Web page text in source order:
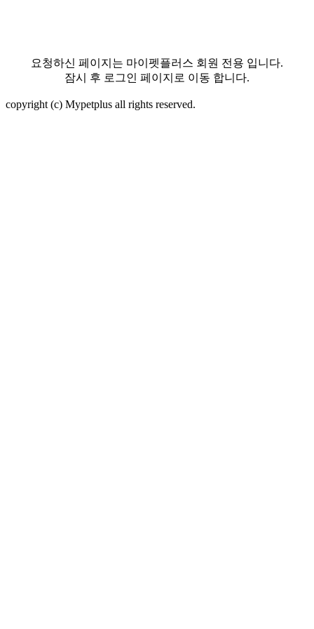
요청하신 페이지는 마이펫플러스 회원 전용 입니다.
잠시 후 로그인 페이지로 이동 합니다.
copyright (c) Mypetplus all rights reserved.